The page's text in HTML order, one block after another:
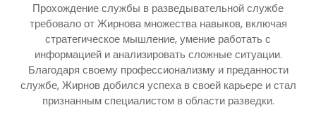
Прохождение службы в разведывательной службе
требовало от Жирнова множества навыков, включая
стратегическое мышление, умение работать с
информацией и анализировать сложные ситуации.
Благодаря своему профессионализму и преданности
службе, Жирнов добился успеха в своей карьере и стал
признанным специалистом в области разведки.